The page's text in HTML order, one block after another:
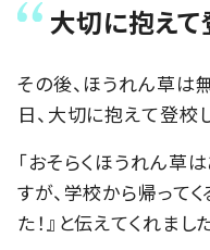
大切に抱え
その後、ほうれん草は
日、大切に抱えて登校
「おそらくほうれん草
すが、学校から帰って
た！』と伝えてくれま